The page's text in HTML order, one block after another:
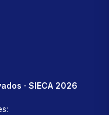
· SIECA 2026